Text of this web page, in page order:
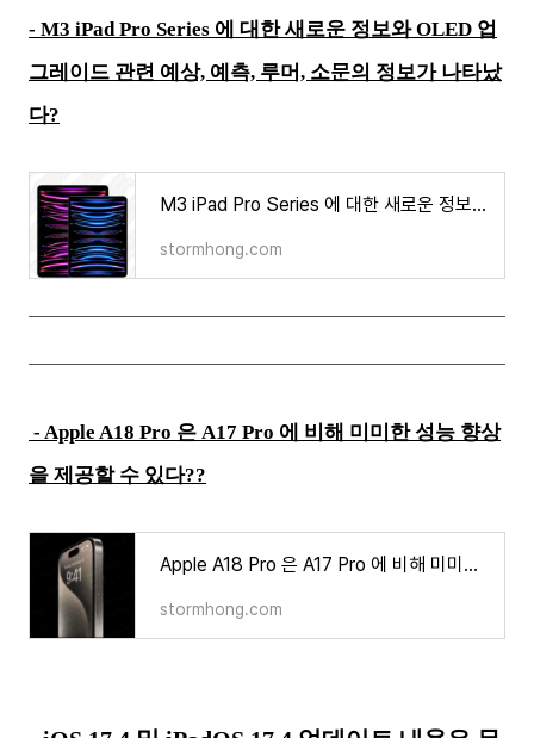
- M3 iPad Pro Series 에 대한 새로운 정보와 OLED 업
그레이드 관련 예상, 예측, 루머, 소문의 정보가 나타났
다?
M3 iPad Pro Series 에 대한 새로운 정보와 OLED 업그레이드 관련 예상, 예측, 루머, 소문의 정보가 나타
stormhong.com
- Apple A18 Pro 은 A17 Pro 에 비해 미미한 성능 향상
을 제공할 수 있다??
Apple A18 Pro 은 A17 Pro 에 비해 미미한 성능 향상을 제공할 수 있다??
stormhong.com